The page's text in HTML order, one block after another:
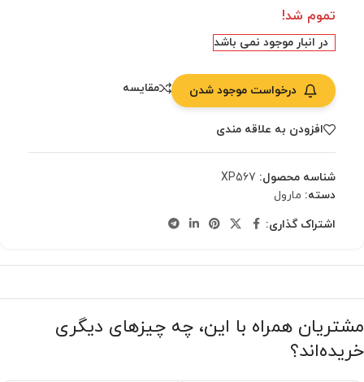
تموم شد!
در انبار موجود نمی باشد
درخواست موجود شدن مقایسه
افزودن به علاقه مندی
شناسه محصول: XP567
دسته: مارول
اشتراک گذاری:
مشتریان همراه با این، چه چیزهای دیگری
خریده‌اند؟